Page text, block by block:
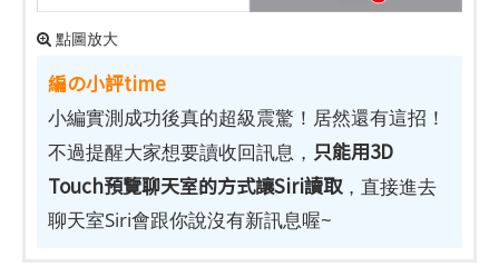
點圖放大
編の小評time
小編實測成功後真的超級震驚！居然還有這招！
不過提醒大家想要讀收回訊息， 只能用3D
Touch預覽聊天室的方式讓Siri讀取，直接進去
聊天室Siri會跟你說沒有新訊息喔~